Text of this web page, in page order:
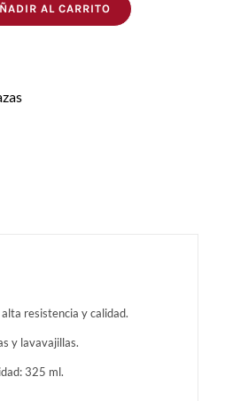
AL CARRITO
resistencia y calidad.
y lavavajillas.
325 ml.